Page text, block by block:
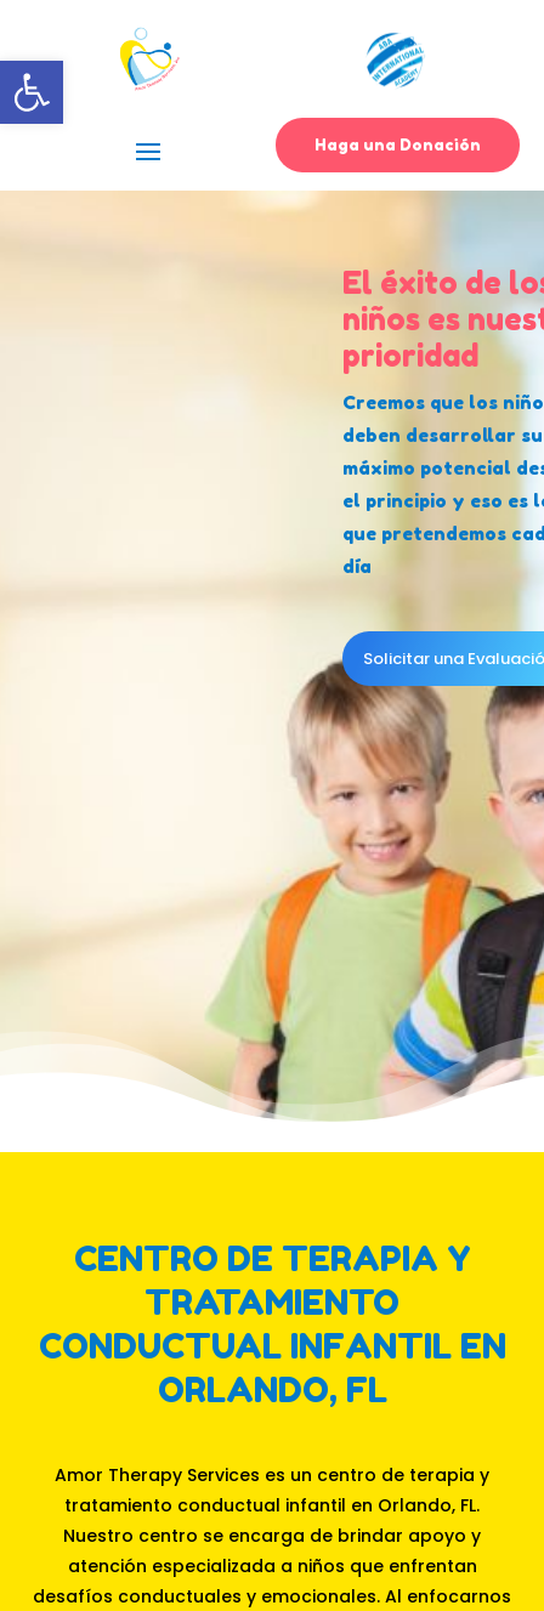
Abrir barra de herramientas
Haga una Donación
El éxito de
niños es
prioridad
Creemos que los
deben desarrollar su
máximo potencial
el principio y eso es
que pretendemos
día
Solicitar una
CENTRO DE TERAPIA Y
TRATAMIENTO
CONDUCTUAL INFANTIL EN
ORLANDO, FL
Amor Therapy Services es un centro de terapia y
tratamiento conductual infantil en Orlando, FL.
Nuestro centro se encarga de brindar apoyo y
atención especializada a niños que enfrentan
desafíos conductuales y emocionales. Al enfocarnos